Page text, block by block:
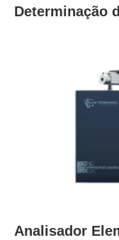
Determinação
Analisador